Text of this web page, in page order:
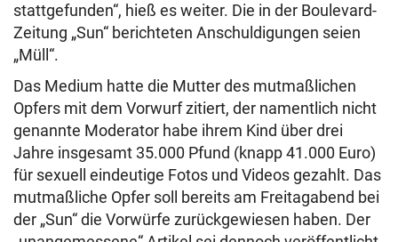
stattgefunden“, hieß es weiter. Die in der Boulevard-
Zeitung „Sun“ berichteten Anschuldigungen seien
„Müll“.
Das Medium hatte die Mutter des mutmaßlichen
Opfers mit dem Vorwurf zitiert, der namentlich nicht
genannte Moderator habe ihrem Kind über drei
Jahre insgesamt 35.000 Pfund (knapp 41.000 Euro)
für sexuell eindeutige Fotos und Videos gezahlt. Das
mutmaßliche Opfer soll bereits am Freitagabend bei
der „Sun“ die Vorwürfe zurückgewiesen haben. Der